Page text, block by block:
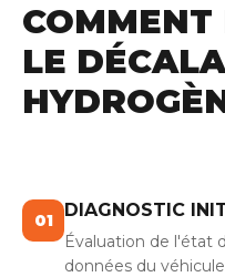
LE
01 DIAGNOSTIC
Évaluation de l'état
données du